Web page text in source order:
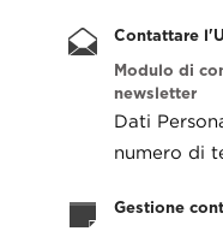
Contattare
Modulo di
newsletter
Dati
numero di
Gestione